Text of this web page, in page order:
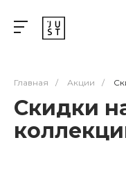
Главная / Акции /
Скидки